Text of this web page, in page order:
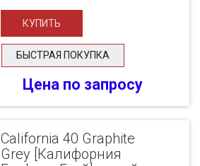
БЫСТРАЯ ПОКУПКА
Цена по запросу
California 40 Graphite
Grey [Калифорния